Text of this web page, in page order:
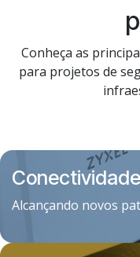
Conheça as
para projetos de
Conectividade
Alcançando novos